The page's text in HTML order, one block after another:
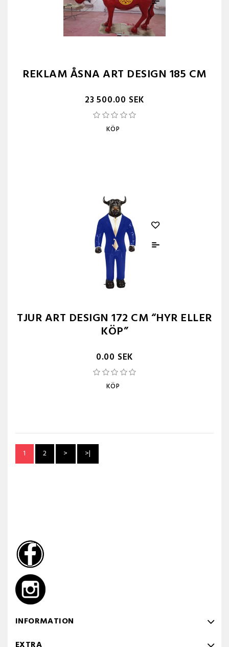
REKLAM ÅSNA ART DESIGN 185 CM
23 500.00 SEK
KÖP
TJUR ART DESIGN 172 CM “HYR ELLER
KÖP”
0.00 SEK
KÖP
1 2 > >|
INFORMATION